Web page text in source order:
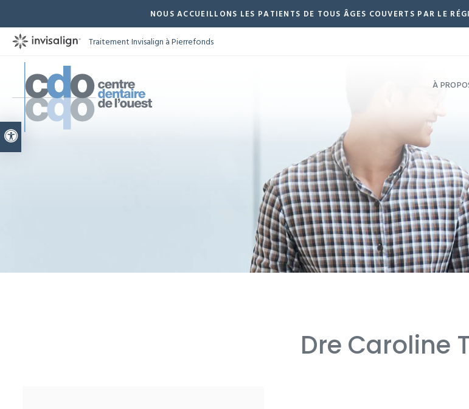
Version accessible
NOUS ACCUEILLONS LES PATIENTS DE TOUS ÂGES COUVERTS PAR LE
Traitement Invisalign à Pierrefonds
À
Dre Caroline